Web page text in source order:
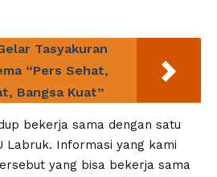
Tasyakuran
“Pers Sehat,
Bangsa Kuat”
bekerja sama dengan satu
Labruk. Informasi yang kami
yang bisa bekerja sama